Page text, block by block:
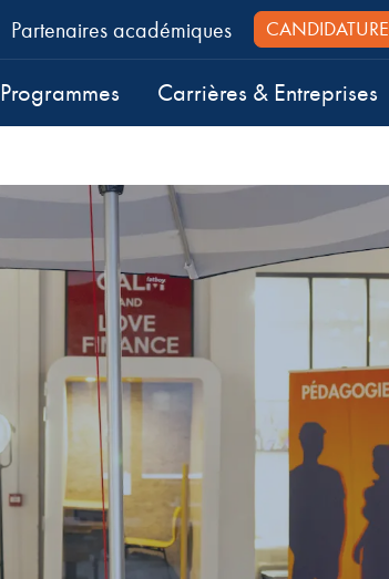
Partenaires académiques CANDIDATURE
Programmes Carrières & Entreprises